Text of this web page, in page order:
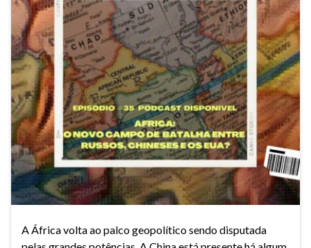
A África volta ao palco geopolítico sendo disputada